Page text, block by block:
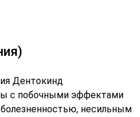
Дентокинд
с побочными эффектами
несильным